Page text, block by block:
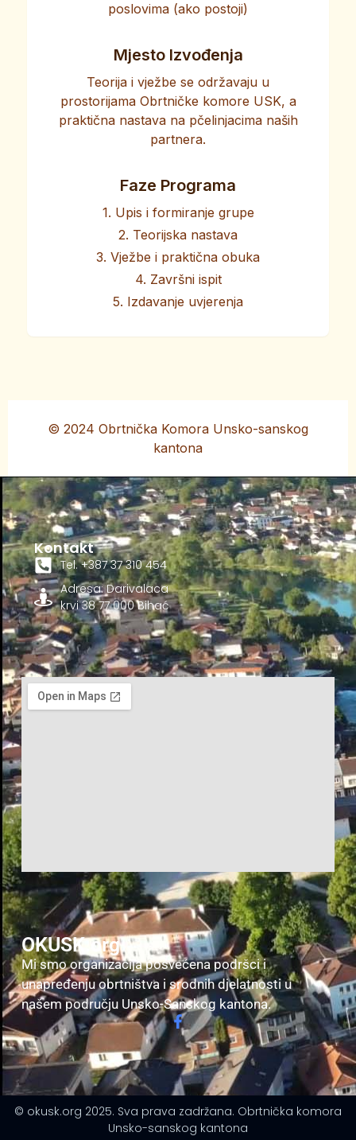
poslovima (ako postoji)
Mjesto Izvođenja
Teorija i vježbe se održavaju u
prostorijama Obrtničke komore USK, a
praktična nastava na pčelinjacima naših
partnera.
Faze Programa
1. Upis i formiranje grupe
2. Teorijska nastava
3. Vježbe i praktična obuka
4. Završni ispit
5. Izdavanje uvjerenja
© 2024 Obrtnička Komora Unsko-sanskog
kantona
OKUSK.org
Mi smo organizacija posvećena podršci i
unapređenju obrtništva i srodnih djelatnosti u
našem području Unsko-Sanskog kantona.
Kontakt
Tel. +387 37 310 454
Adresa: Darivalaca
krvi 38 77 000 Bihać
© okusk.org 2025. Sva prava zadržana. Obrtnička komora
Unsko-sanskog kantona